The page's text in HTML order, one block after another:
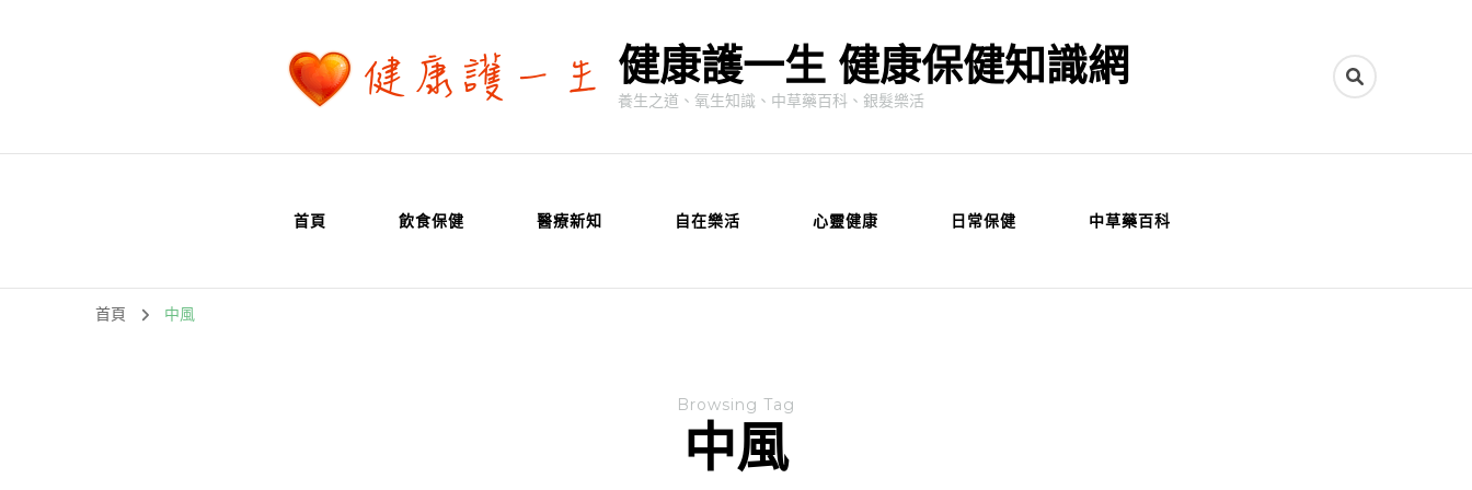
健康護一生 健康保健知識網
養生之道、氧生知識、中草藥百科、銀髮樂活
首頁 飲食保健 醫療新知 自在樂活 心靈健康 日常保健 中草藥百科
首頁 中風
Browsing Tag
中風